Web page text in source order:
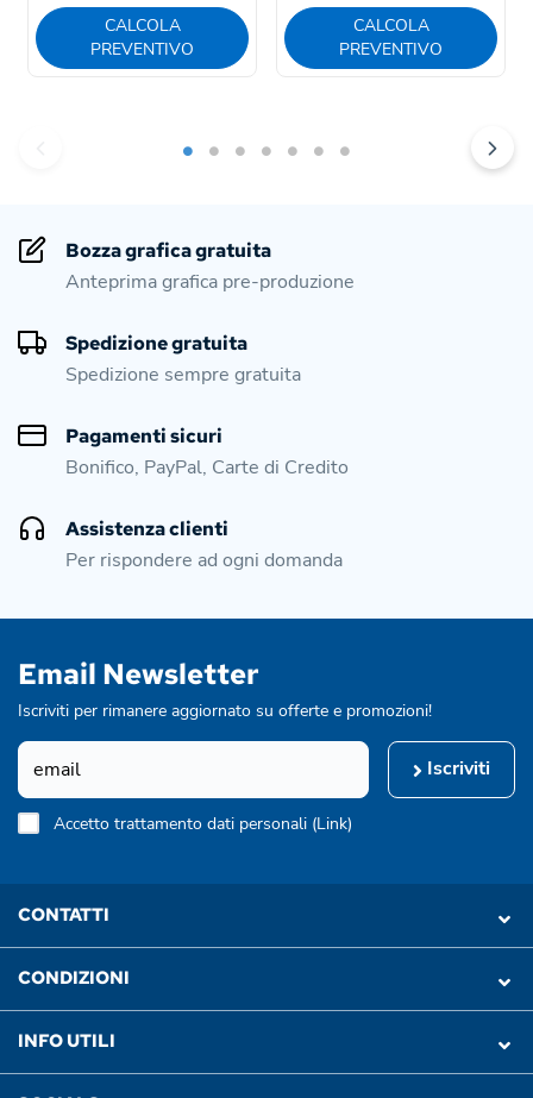
CALCOLA
PREVENTIVO
CALCOLA
PREVENTIVO
Bozza grafica gratuita
Anteprima grafica pre-produzione
Spedizione gratuita
Spedizione sempre gratuita
Pagamenti sicuri
Bonifico, PayPal, Carte di Credito
Assistenza clienti
Per rispondere ad ogni domanda
Email Newsletter
Iscriviti per rimanere aggiornato su offerte e promozioni!
Iscriviti
Accetto trattamento dati personali (Link)
CONTATTI
CONDIZIONI
INFO UTILI